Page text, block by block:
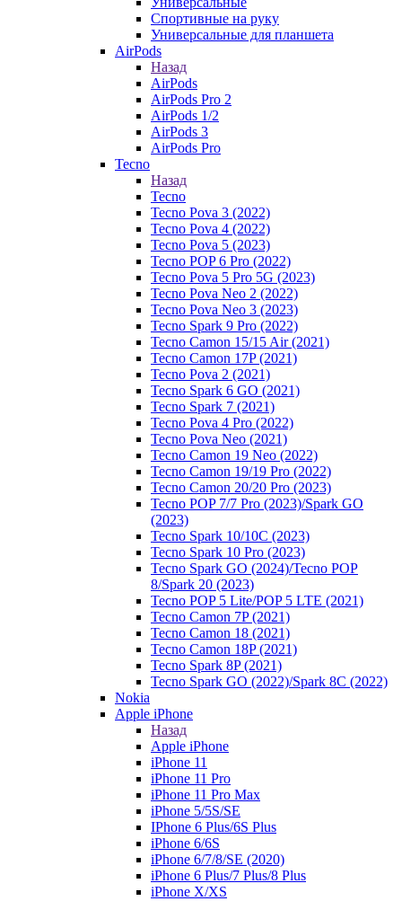
Спортивные на руку
Универсальные для планшета
AirPods
Назад
AirPods
AirPods Pro 2
AirPods 1/2
AirPods 3
AirPods Pro
Tecno
Назад
Tecno
Tecno Pova 3 (2022)
Tecno Pova 4 (2022)
Tecno Pova 5 (2023)
Tecno POP 6 Pro (2022)
Tecno Pova 5 Pro 5G (2023)
Tecno Pova Neo 2 (2022)
Tecno Pova Neo 3 (2023)
Tecno Spark 9 Pro (2022)
Tecno Camon 15/15 Air (2021)
Tecno Camon 17P (2021)
Tecno Pova 2 (2021)
Tecno Spark 6 GO (2021)
Tecno Spark 7 (2021)
Tecno Pova 4 Pro (2022)
Tecno Pova Neo (2021)
Tecno Camon 19 Neo (2022)
Tecno Camon 19/19 Pro (2022)
Tecno Camon 20/20 Pro (2023)
Tecno POP 7/7 Pro (2023)/Spark GO
(2023)
Tecno Spark 10/10C (2023)
Tecno Spark 10 Pro (2023)
Tecno Spark GO (2024)/Tecno POP
8/Spark 20 (2023)
Tecno POP 5 Lite/POP 5 LTE (2021)
Tecno Camon 7P (2021)
Tecno Camon 18 (2021)
Tecno Camon 18P (2021)
Tecno Spark 8P (2021)
Tecno Spark GO (2022)/Spark 8C (2022)
Nokia
Apple iPhone
Назад
Apple iPhone
iPhone 11
iPhone 11 Pro
iPhone 11 Pro Max
iPhone 5/5S/SE
IPhone 6 Plus/6S Plus
iPhone 6/6S
iPhone 6/7/8/SE (2020)
iPhone 6 Plus/7 Plus/8 Plus
iPhone X/XS